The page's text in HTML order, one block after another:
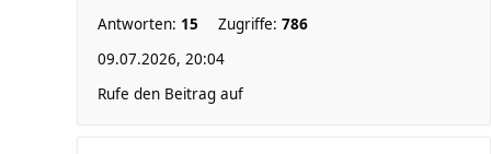
Antworten: 15 Zugriffe: 786
09.07.2026, 20:04
Rufe den Beitrag auf